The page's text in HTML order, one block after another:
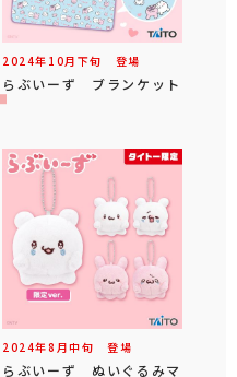
2024年 10月 下旬 登場
らぶいーず ブランケット
2024年8 月中旬 登場
らぶいーず ぬいぐるみマ